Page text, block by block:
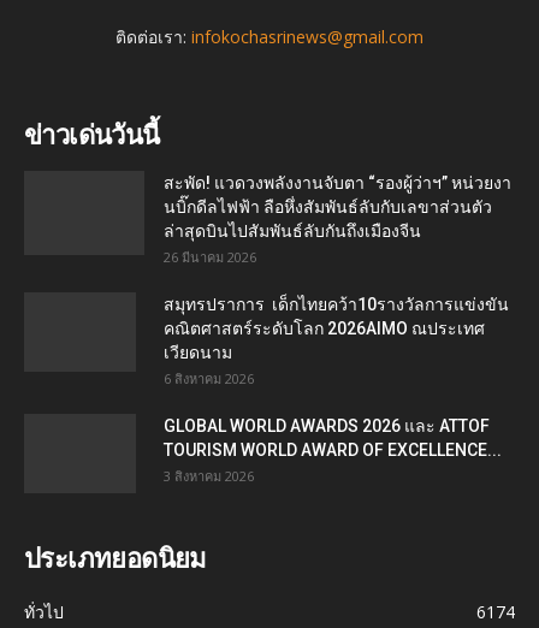
ติดต่อเรา: infokochasrinews@gmail.com
ข่าวเด่นวันนี้
สะพัด! แวดวงพลังงานจับตา “รองผู้ว่าฯ” หน่วยงา
นบิ๊กดีลไฟฟ้า ลือหึ่งสัมพันธ์ลับกับเลขาส่วนตัว
ล่าสุดบินไปสัมพันธ์ลับกันถึงเมืองจีน
26 มีนาคม 2026
สมุทรปราการ เด็กไทยคว้า10รางวัลการแข่งขัน
คณิตศาสตร์ระดับโลก 2026AIMO ณประเทศ
เวียดนาม
6 สิงหาคม 2026
GLOBAL WORLD AWARDS 2026 และ ATTOF
TOURISM WORLD AWARD OF EXCELLENCE...
3 สิงหาคม 2026
ประเภทยอดนิยม
ทั่วไป 6174